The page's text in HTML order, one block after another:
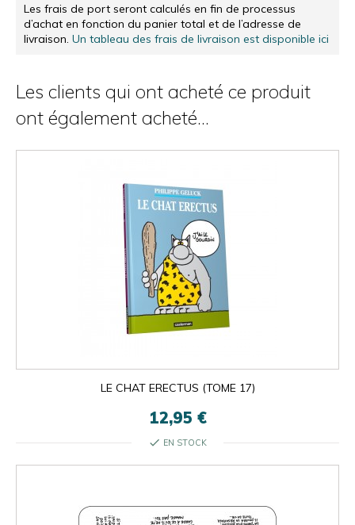
Les frais de port seront calculés en fin de processus
d’achat en fonction du panier total et de l’adresse de
livraison. Un tableau des frais de livraison est disponible ici
Les clients qui ont acheté ce produit
ont également acheté...
LE CHAT ERECTUS (TOME 17)
12,95 €
check EN STOCK